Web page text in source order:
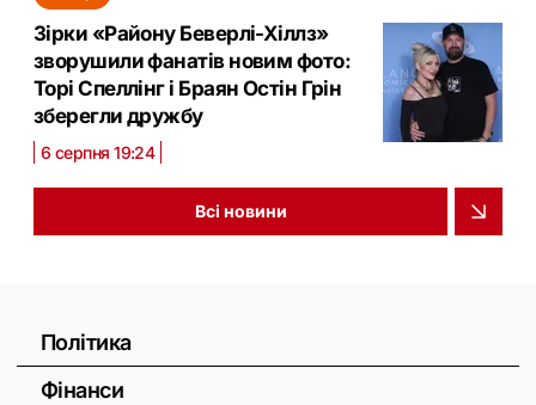
Зірки «Району Беверлі-Хіллз»
зворушили фанатів новим фото:
Торі Спеллінг і Браян Остін Грін
зберегли дружбу
6 серпня 19:24
Всі новини
Політика
Фінанси